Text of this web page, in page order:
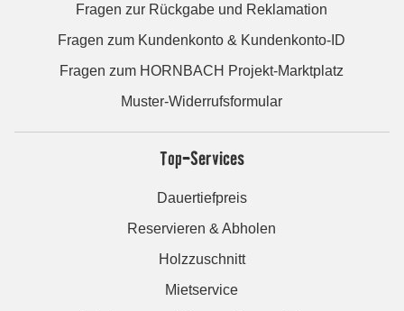
Fragen zur Rückgabe und Reklamation
Fragen zum Kundenkonto & Kundenkonto-ID
Fragen zum HORNBACH Projekt-Marktplatz
Muster-Widerrufsformular
Top-Services
Dauertiefpreis
Reservieren & Abholen
Holzzuschnitt
Mietservice